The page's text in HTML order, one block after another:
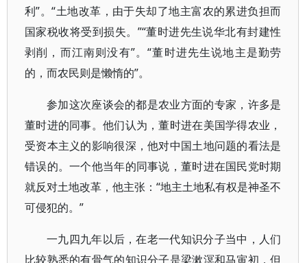
利”。“土地改革，由于失却了地主富农的累进负担而
国家税收将受到损失。”“董时进先生说华北有封建性
剥削，而江南则没有”。“董时进先生说地主是勤劳
的，而农民则是懒惰的”。
参加这次座谈会的都是农业方面的专家，许多是
董时进的同事。他们认为，董时进在美国学得农业，
受资本主义的影响很深，他对中国土地问题的看法是
错误的。一个他当年的同事说，董时进在国民党时期
就反对土地改革，他主张：“地主土地私有权是神圣不
可侵犯的。”
一九四九年以后，在老一代知识分子当中，人们
比较熟悉的有骨气的知识分子是梁漱溟和马寅初，但